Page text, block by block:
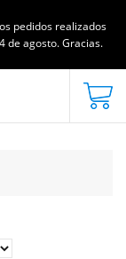
pedidos realizados
de agosto. Gracias.